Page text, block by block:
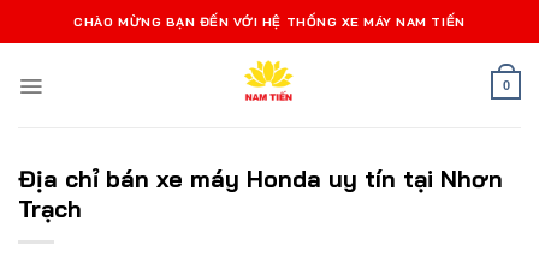
qua
dung
CHÀO MỪNG BẠN ĐẾN VỚI HỆ THỐNG XE MÁY NAM TIẾN
0
Địa chỉ bán xe máy Honda uy tín tại Nhơn
Trạch